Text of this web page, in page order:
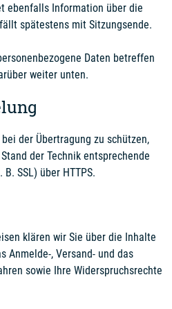
ebenfalls Information über die
spätestens mit Sitzungsende.
Daten betreffen
weiter unten.
der Übertragung zu schützen,
der Technik entsprechende
SSL) über HTTPS.
klären wir Sie über die Inhalte
Anmelde-, Versand- und das
sowie Ihre Widerspruchsrechte